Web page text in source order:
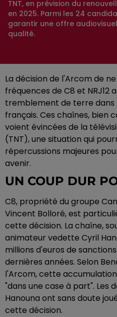
TNT, en prévision du
en 2025. Parmi les 24
garantir une offre
qualité.
La décision de l'Arcom de
fréquences de C8 et NRJ12
tremblement de terre dans
français. Ces chaînes, bien
voient évincées de la
(TNT), une situation qui
répercussions majeures
avenir.
UN COUP DUR
C8, propriété du groupe
Vincent Bolloré, est
cette décision. La chaîne,
animateur vedette Cyril
millions d'euros de
dernières années. Selon
l'Arcom, cette
"dans une case à part". Les
Hanouna ont sans doute
cette décision.